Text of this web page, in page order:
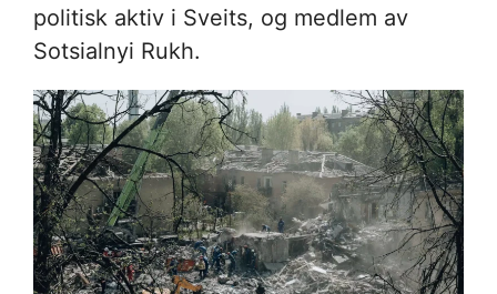
politisk aktiv i Sveits, og medlem av
Sotsialnyi Rukh.